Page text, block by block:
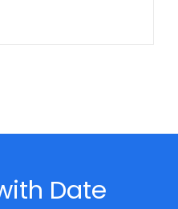
Date